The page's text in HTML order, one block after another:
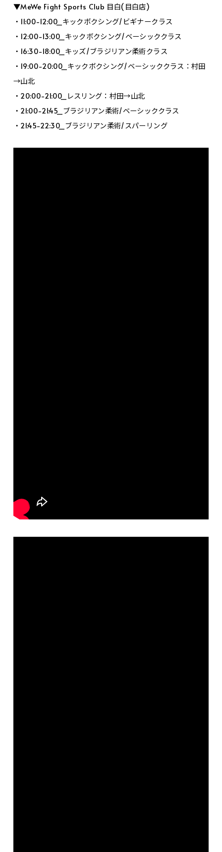
▼MeWe Fight Sports Club 目白(目白店)
・11:00-12:00_キックボクシング/ビギナークラス
・12:00-13:00_キックボクシング/ベーシッククラス
・16:30-18:00_キッズ/ブラジリアン柔術クラス
・19:00-20:00_キックボクシング/ベーシッククラス：村田
→山北
・20:00-21:00_レスリング：村田→山北
・21:00-21:45_ブラジリアン柔術/ベーシッククラス
・21:45-22:30_ブラジリアン柔術/スパーリング